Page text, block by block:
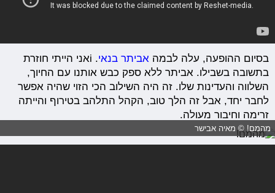
בסיום ההופעה, עלה לבמהאביתר בנאי
. iאני הייתי חוזרת
בתשובה בשבילו. אביתר ללא ספק כבש אותנו עם החיוך,
השלווה והעדינות שלו. זה היה השילוב הכי הזוי שהיה אפשר
לחבר יחד, אבל זה הלך טוב, הקהל התלהב בטירוף והייתה
זרימה וחיבור מעולה.
מהמם! © מאיה אבישר